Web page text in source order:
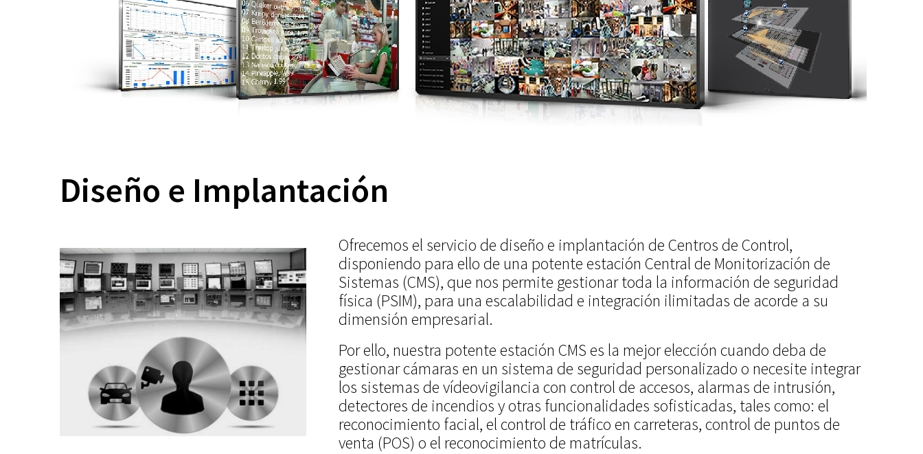
Diseño e Implantación
Ofrecemos el servicio de diseño e implantación de Centros de Control,
disponiendo para ello de una potente estación Central de Monitorización de
Sistemas (CMS), que nos permite gestionar toda la información de seguridad
física (PSIM), para una escalabilidad e integración ilimitadas de acorde a su
dimensión empresarial.
Por ello, nuestra potente estación CMS es la mejor elección cuando deba de
gestionar cámaras en un sistema de seguridad personalizado o necesite integrar
los sistemas de vídeovigilancia con control de accesos, alarmas de intrusión,
detectores de incendios y otras funcionalidades sofisticadas, tales como: el
reconocimiento facial, el control de tráfico en carreteras, control de puntos de
venta (POS) o el reconocimiento de matrículas.